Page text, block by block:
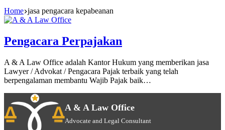
Home jasa pengacara kepabeanan
Pengacara Perpajakan
A & A Law Office adalah Kantor Hukum yang memberikan jasa
Lawyer / Advokat / Pengacara Pajak terbaik yang telah
berpengalaman membantu Wajib Pajak baik…
A & A Law Office
Advocate and Legal Consultant